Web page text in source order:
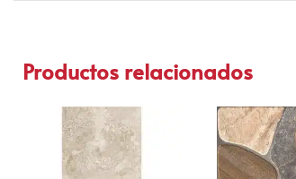
Productos relacionados